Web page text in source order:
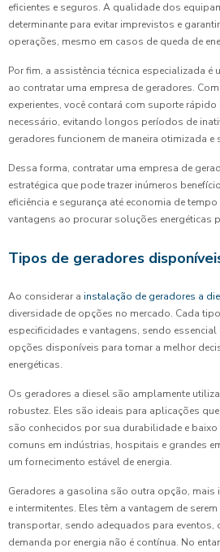
eficientes e seguros. A qualidade dos
determinante para evitar imprevistos e
operações, mesmo em casos de queda de
Por fim, a assistência técnica especializada
ao contratar uma empresa de geradores.
experientes, você contará com suporte rápido
necessário, evitando longos períodos de
geradores funcionem de maneira otimizada e
Dessa forma, contratar uma empresa de
estratégica que pode trazer inúmeros
eficiência e segurança até economia de
vantagens ao procurar soluções energéticas
Tipos de geradores
Ao considerar a instalação de geradores a
diversidade de opções no mercado. Cada
especificidades e vantagens, sendo
opções disponíveis para tomar a melhor
energéticas.
Os geradores a diesel são amplamente
robustez. Eles são ideais para aplicações
são conhecidos por sua durabilidade e
comuns em indústrias, hospitais e grandes
um fornecimento estável de energia.
Geradores a gasolina são outra opção, mais
e intermitentes. Eles têm a vantagem de
transportar, sendo adequados para eventos,
demanda por energia não é contínua. No